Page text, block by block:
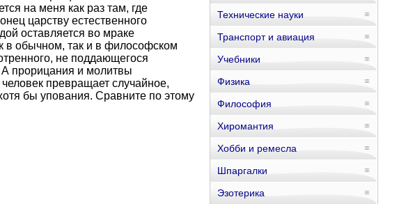
на меня как раз там, где
царству естественного
оставляется во мраке
в обычном, так и в философском
не поддающегося
А прорицания и молитвы
превращает случайное,
бы упования. Сравните по этому
Технические науки
Транспорт и авиация
Учебники
Физика
Философия
Хиромантия
Хобби и ремесла
Шпаргалки
Эзотерика